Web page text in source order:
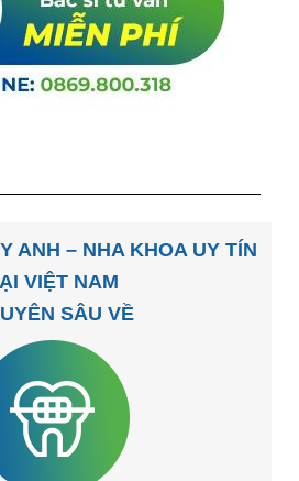
ANH – NHA KHOA UY TÍN
VIỆT NAM
SÂU VỀ